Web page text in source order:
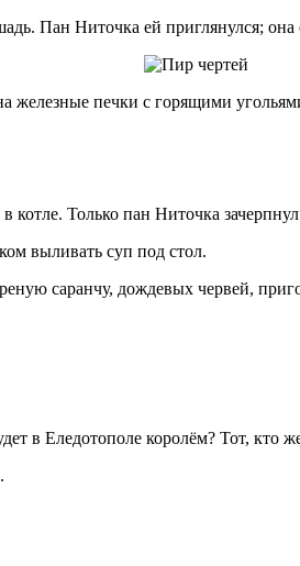
Пан Ниточка ей приглянулся;
железные печки с горящими
Только пан Ниточка
выливать суп под стол.
саранчу, дождевых червей,
в Еледотополе королём? Тот, кто